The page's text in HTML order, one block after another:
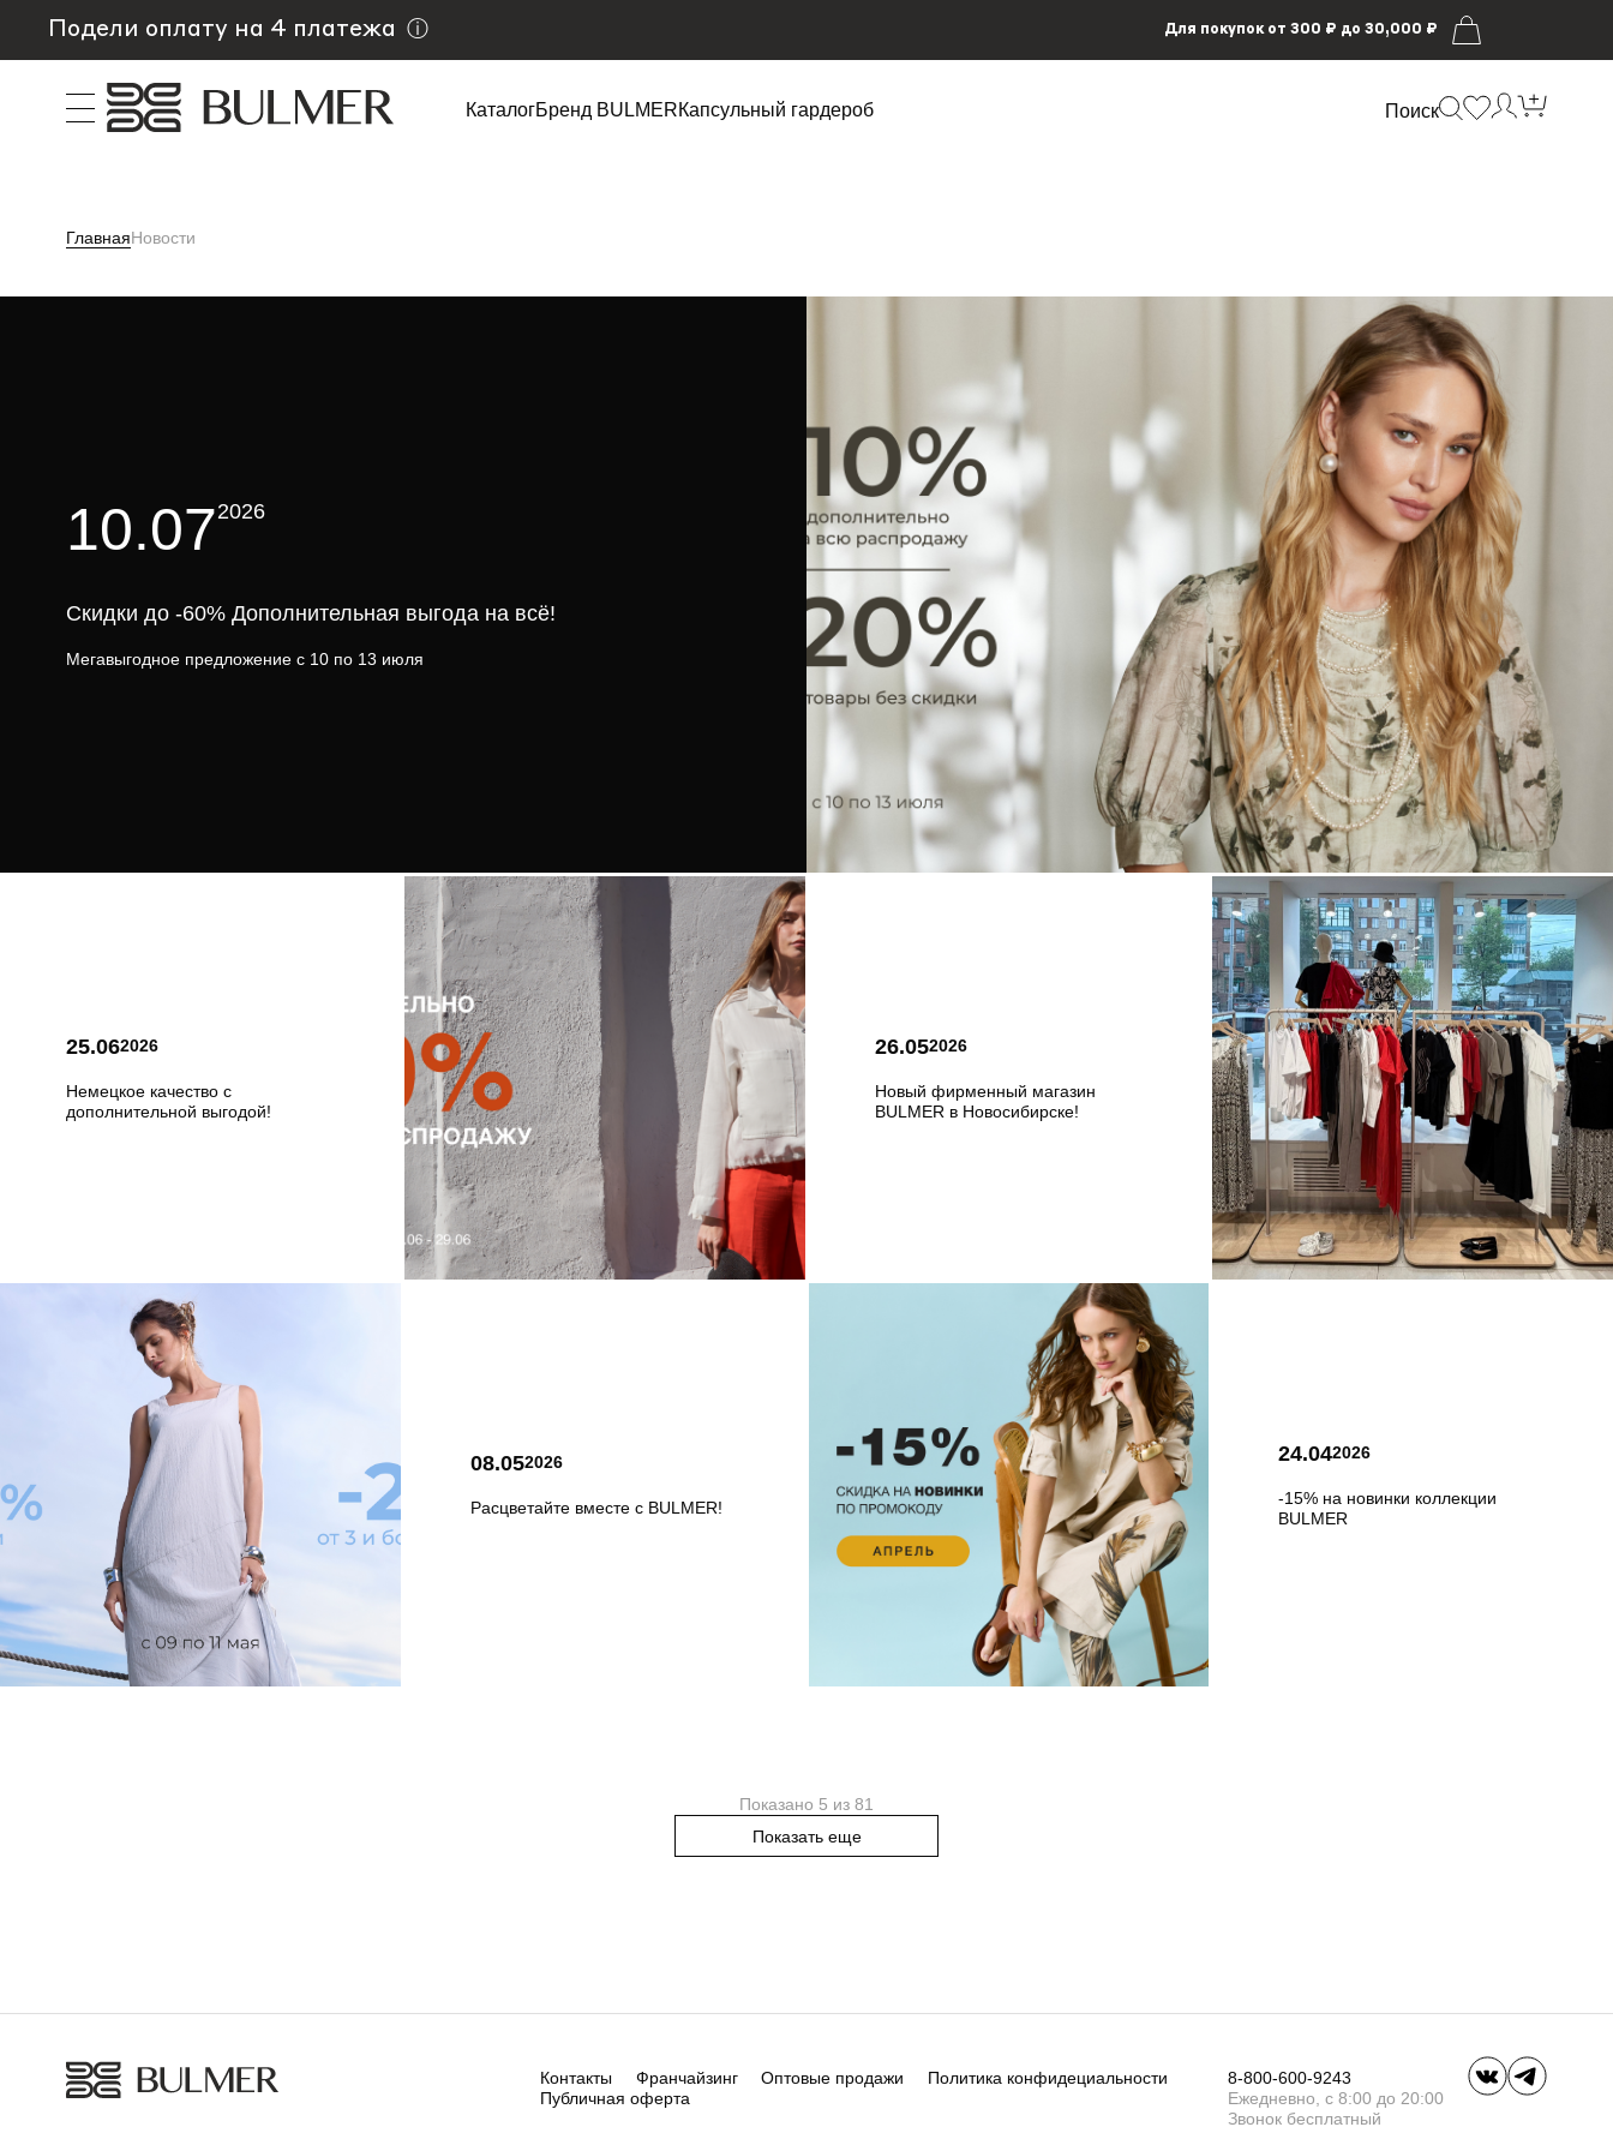
Подели оплату на 4 платежа ⓘ Для покупок от 300 ₽ до 30,000 ₽
КаталогБренд BULMERКапсульный гардероб Поиск
ГлавнаяНовости
10.072026
Скидки до -60% Дополнительная выгода на всё!
Мегавыгодное предложение с 10 по 13 июля
25.062026
Немецкое качество с
дополнительной выгодой!
26.052026
Новый фирменный магазин
BULMER в Новосибирске!
08.052026
Расцветайте вместе с BULMER!
24.042026
-15% на новинки коллекции
BULMER
Показано 5 из 81
Показать еще
Контакты Франчайзинг Оптовые продажи
Политика конфидециальности
Публичная оферта
8-800-600-9243
Ежедневно, с 8:00 до 20:00
Звонок бесплатный